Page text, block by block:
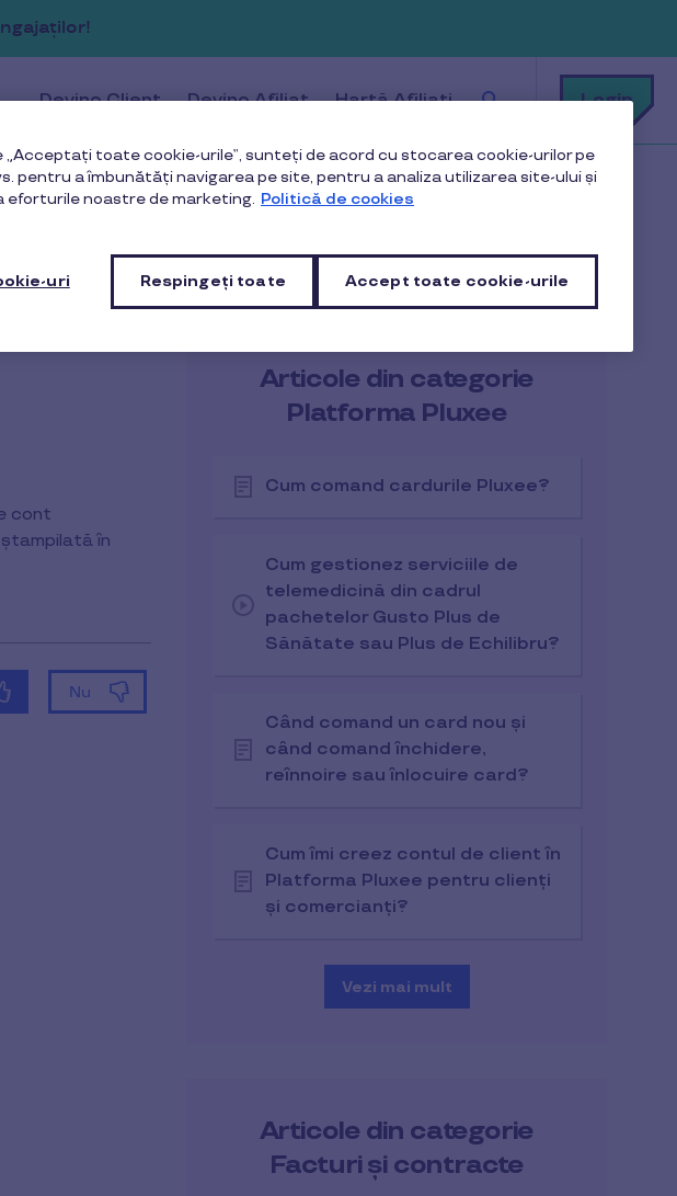
Devino Client Devino Afiliat Hartă Afiliați
ce
ajuta?
Login
cont
în
Articole din categorie
Platforma Pluxee
Cum comand cardurile Pluxee?
Cum gestionez serviciile de
telemedicină din cadrul
pachetelor Gusto Plus de
Sănătate sau Plus de Echilibru?
Când comand un card nou și
când comand închidere,
reînnoire sau înlocuire card?
Cum îmi creez contul de client în
Platforma Pluxee pentru clienți
și comercianți?
Vezi mai mult
Articole din categorie
Facturi și contracte
„Acceptați toate cookie-urile”, sunteți de acord cu stocarea cookie-urilor pe
pentru a îmbunătăți navigarea pe site, pentru a analiza utilizarea site-ului și
eforturile noastre de marketing. Politică de cookies
uri Respingeți toate Accept toate cookie-urile